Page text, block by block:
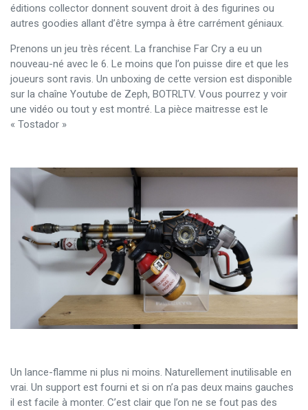
éditions collector donnent souvent droit à des figurines ou
autres goodies allant d’être sympa à être carrément géniaux.
Prenons un jeu très récent. La franchise Far Cry a eu un
nouveau-né avec le 6. Le moins que l’on puisse dire et que les
joueurs sont ravis. Un unboxing de cette version est disponible
sur la chaîne Youtube de Zeph, BOTRLTV. Vous pourrez y voir
une vidéo ou tout y est montré. La pièce maitresse est le
« Tostador »
Un lance-flamme ni plus ni moins. Naturellement inutilisable en
vrai. Un support est fourni et si on n’a pas deux mains gauches
il est facile à monter. C’est clair que l’on ne se fout pas des